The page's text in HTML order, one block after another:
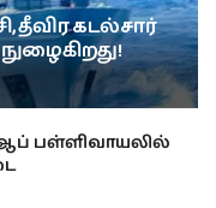
தீவிர கடல்சார்
பள்ளிவாயலில்